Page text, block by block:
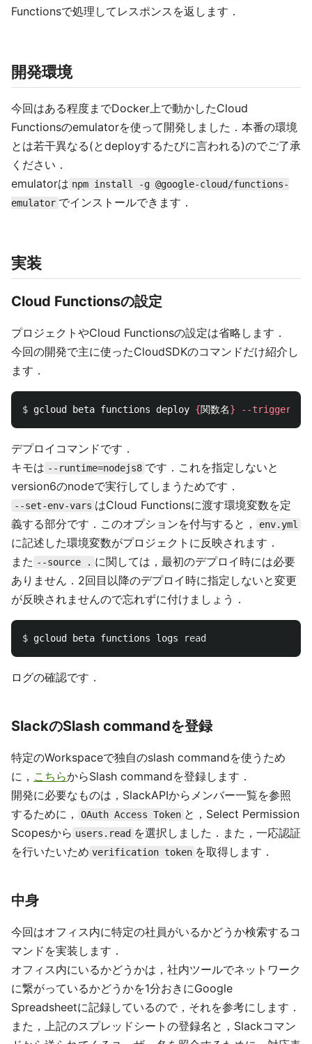
Functionsで処理してレスポンスを返します．
開発環境
今回はある程度までDocker上で動かしたCloud
Functionsのemulatorを使って開発しました．本番の環境
とは若干異なる(とdeployするたびに言われる)のでご了承
ください．
emulatorは npm install -g @google-cloud/functions-
emulator でインストールできます．
実装
Cloud Functionsの設定
プロジェクトやCloud Functionsの設定は省略します．
今回の開発で主に使ったCloudSDKのコマンドだけ紹介し
ます．
$ gcloud beta functions deploy {関数名} --trigger-
デプロイコマンドです．
キモは --runtime=nodejs8 です．これを指定しないと
version6のnodeで実行してしまうためです．
--set-env-vars はCloud Functionsに渡す環境変数を定
義する部分です．このオプションを付与すると，
env.yml
に記述した環境変数がプロジェクトに反映されます．
また --source . に関しては，最初のデプロイ時には必要
ありません．2回目以降のデプロイ時に指定しないと変更
が反映されませんので忘れずに付けましょう．
$ gcloud beta functions logs read
ログの確認です．
SlackのSlash commandを登録
特定のWorkspaceで独自のslash commandを使うため
に， こちらからSlash commandを登録します．
開発に必要なものは，SlackAPIからメンバー一覧を参照
するために，
OAuth Access Token と，Select Permission
Scopesから users.read を選択しました．また，一応認証
を行いたいため verification token を取得します．
中身
今回はオフィス内に特定の社員がいるかどうか検索するコ
マンドを実装します．
オフィス内にいるかどうかは，社内ツールでネットワーク
に繋がっているかどうかを1分おきにGoogle
Spreadsheetに記録しているので，それを参考にします．
また，上記のスプレッドシートの登録名と，Slackコマン